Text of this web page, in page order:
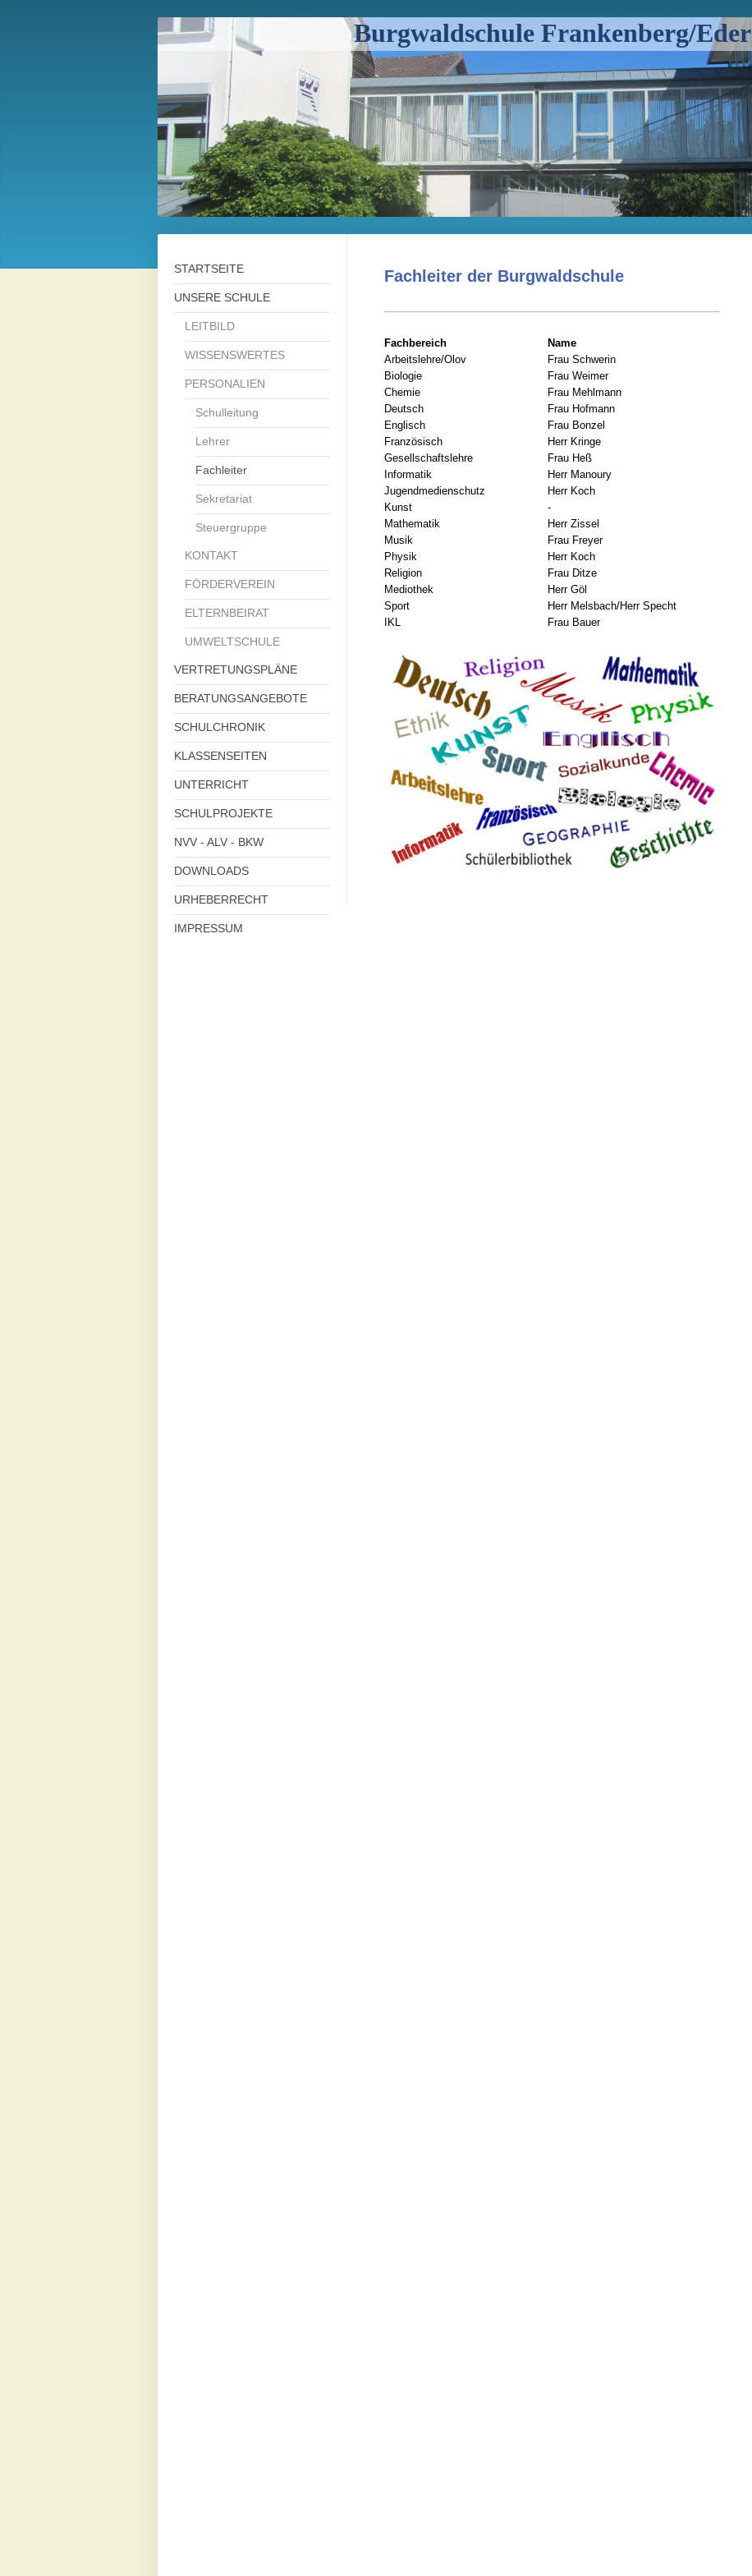
Burgwaldschule Frankenberg/Eder
STARTSEITE
UNSERE SCHULE
LEITBILD
WISSENSWERTES
PERSONALIEN
Schulleitung
Lehrer
Fachleiter
Sekretariat
Steuergruppe
KONTAKT
FÖRDERVEREIN
ELTERNBEIRAT
UMWELTSCHULE
VERTRETUNGSPLÄNE
BERATUNGSANGEBOTE
SCHULCHRONIK
KLASSENSEITEN
UNTERRICHT
SCHULPROJEKTE
NVV - ALV - BKW
DOWNLOADS
URHEBERRECHT
IMPRESSUM
Fachleiter der Burgwaldschule
Fachbereich
Name
Arbeitslehre/Olov
Frau Schwerin
Biologie
Frau Weimer
Chemie
Frau Mehlmann
Deutsch
Frau Hofmann
Englisch
Frau Bonzel
Französisch
Herr Kringe
Gesellschaftslehre
Frau Heß
Informatik
Herr Manoury
Jugendmedienschutz
Herr Koch
Kunst
-
Mathematik
Herr Zissel
Musik
Frau Freyer
Physik
Herr Koch
Religion
Frau Ditze
Mediothek
Herr Göl
Sport
Herr Melsbach/Herr Specht
IKL
Frau Bauer